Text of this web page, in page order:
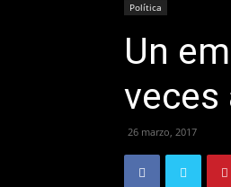
Política
Un
veces
26 marzo, 2017